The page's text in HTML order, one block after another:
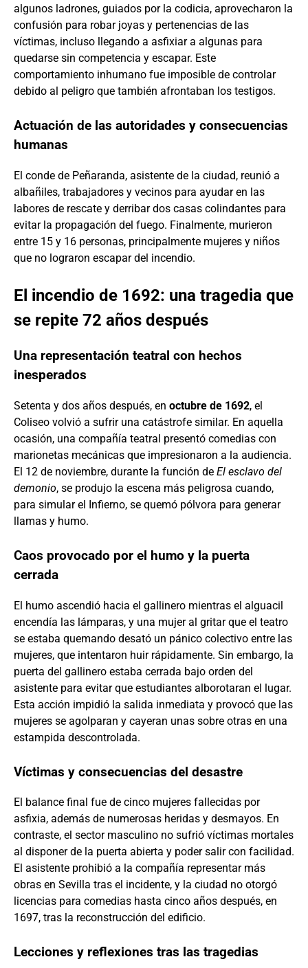
algunos ladrones, guiados por la codicia, aprovecharon la
confusión para robar joyas y pertenencias de las
víctimas, incluso llegando a asfixiar a algunas para
quedarse sin competencia y escapar. Este
comportamiento inhumano fue imposible de controlar
debido al peligro que también afrontaban los testigos.
Actuación de las autoridades y consecuencias
humanas
El conde de Peñaranda, asistente de la ciudad, reunió a
albañiles, trabajadores y vecinos para ayudar en las
labores de rescate y derribar dos casas colindantes para
evitar la propagación del fuego. Finalmente, murieron
entre 15 y 16 personas, principalmente mujeres y niños
que no lograron escapar del incendio.
El incendio de 1692: una tragedia que
se repite 72 años después
Una representación teatral con hechos
inesperados
Setenta y dos años después, en octubre de 1692, el
Coliseo volvió a sufrir una catástrofe similar. En aquella
ocasión, una compañía teatral presentó comedias con
marionetas mecánicas que impresionaron a la audiencia.
El 12 de noviembre, durante la función de El esclavo del
demonio, se produjo la escena más peligrosa cuando,
para simular el Infierno, se quemó pólvora para generar
llamas y humo.
Caos provocado por el humo y la puerta
cerrada
El humo ascendió hacia el gallinero mientras el alguacil
encendía las lámparas, y una mujer al gritar que el teatro
se estaba quemando desató un pánico colectivo entre las
mujeres, que intentaron huir rápidamente. Sin embargo, la
puerta del gallinero estaba cerrada bajo orden del
asistente para evitar que estudiantes alborotaran el lugar.
Esta acción impidió la salida inmediata y provocó que las
mujeres se agolparan y cayeran unas sobre otras en una
estampida descontrolada.
Víctimas y consecuencias del desastre
El balance final fue de cinco mujeres fallecidas por
asfixia, además de numerosas heridas y desmayos. En
contraste, el sector masculino no sufrió víctimas mortales
al disponer de la puerta abierta y poder salir con facilidad.
El asistente prohibió a la compañía representar más
obras en Sevilla tras el incidente, y la ciudad no otorgó
licencias para comedias hasta cinco años después, en
1697, tras la reconstrucción del edificio.
Lecciones y reflexiones tras las tragedias